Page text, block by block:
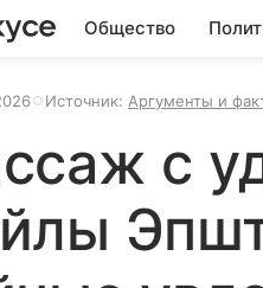
Общество
Источник: Аргументы и
с